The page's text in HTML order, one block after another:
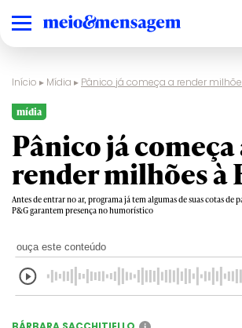
Início ▸ Mídia ▸ Pânico já começa a render
mídia
Pânico já começa
render milhões à
Antes de entrar no ar, programa já tem algumas de suas cotas de
P&G garantem presença no humorístico
ouça este conteúdo